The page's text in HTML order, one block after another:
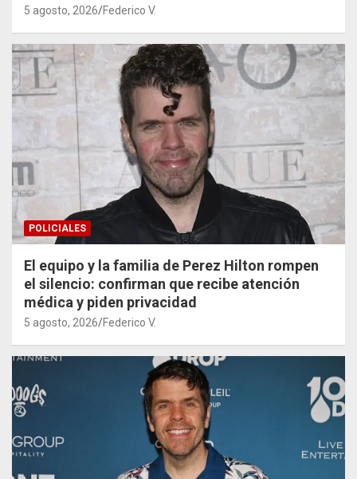
5 agosto, 2026 Federico V.
POLICIALES
El equipo y la familia de Perez Hilton rompen
el silencio: confirman que recibe atención
médica y piden privacidad
5 agosto, 2026 Federico V.